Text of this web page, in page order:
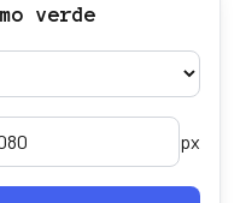
verde
px